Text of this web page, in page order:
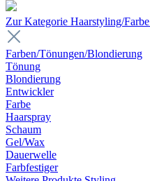
Zur Kategorie Haarstyling/Farbe
Farben/Tönungen/Blondierung
Tönung
Blondierung
Entwickler
Farbe
Haarspray
Schaum
Gel/Wax
Dauerwelle
Farbfestiger